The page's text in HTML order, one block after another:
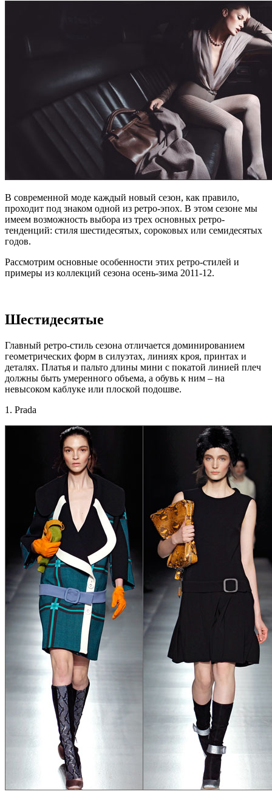
В современной моде каждый новый сезон, как правило,
проходит под знаком одной из ретро-эпох. В этом сезоне мы
имеем возможность выбора из трех основных ретро-
тенденций: стиля шестидесятых, сороковых или семидесятых
годов.
Рассмотрим основные особенности этих ретро-стилей и
примеры из коллекций сезона осень-зима 2011-12.
Шестидесятые
Главный ретро-стиль сезона отличается доминированием
геометрических форм в силуэтах, линиях кроя, принтах и
деталях. Платья и пальто длины мини с покатой линией плеч
должны быть умеренного объема, а обувь к ним – на
невысоком каблуке или плоской подошве.
1. Prada